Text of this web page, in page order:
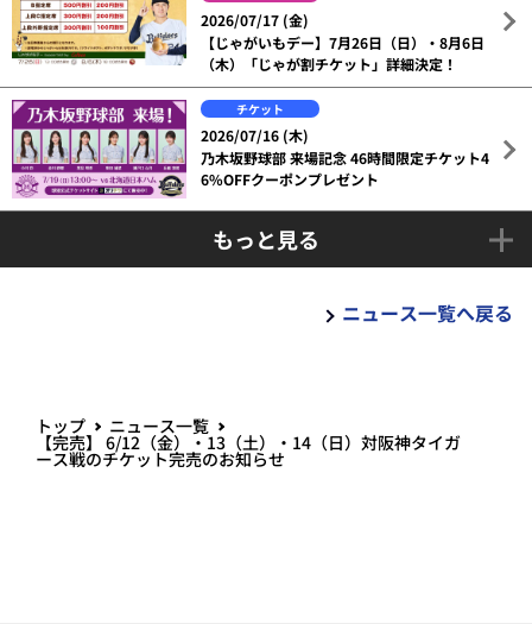
2026/07/17 (金)
【じゃがいもデー】7月26日（日）・8月6日
（木）「じゃが割チケット」詳細決定！
チケット
2026/07/16 (木)
乃木坂野球部 来場記念 46時間限定チケット4
6%OFFクーポンプレゼント
もっと見る
ニュース一覧へ戻る
トップ ニュース一覧
【完売】 6/12（金）・13（土）・14（日）対阪神タイガ
ース戦のチケット完売のお知らせ